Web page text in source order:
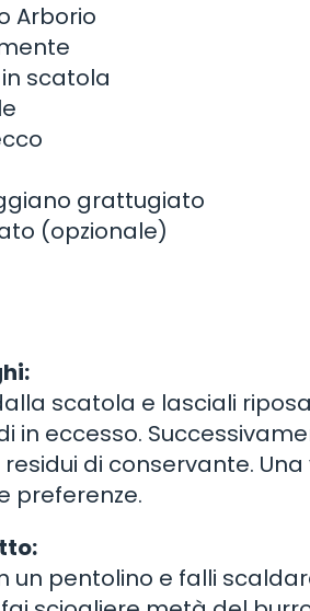
Arborio
scatola
grattugiato
(opzionale)
scatola e lasciali
in eccesso.
di conservante.
preferenze.
un pentolino e falli